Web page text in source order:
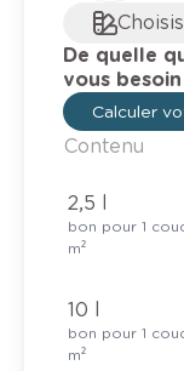
De quelle
vous
Calculer
Contenu
2,5 l
bon pour 1
m²
10 l
bon pour 1
m²